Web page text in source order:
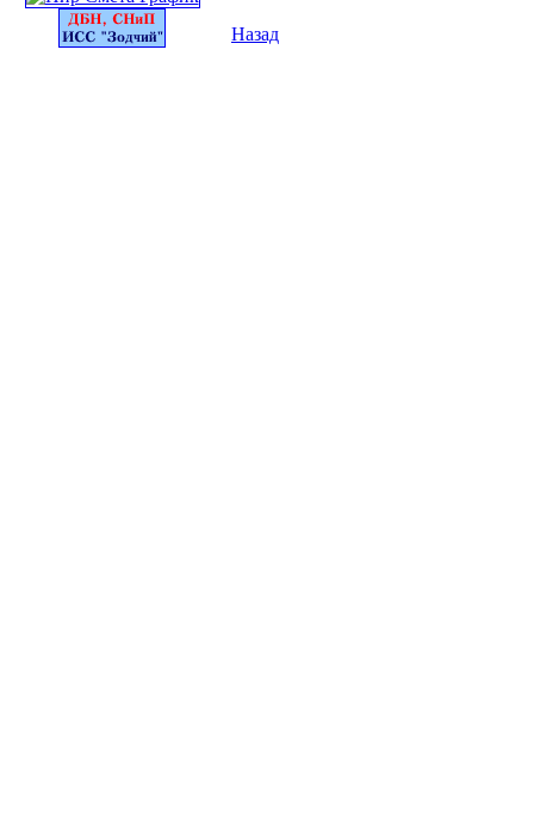
Назад